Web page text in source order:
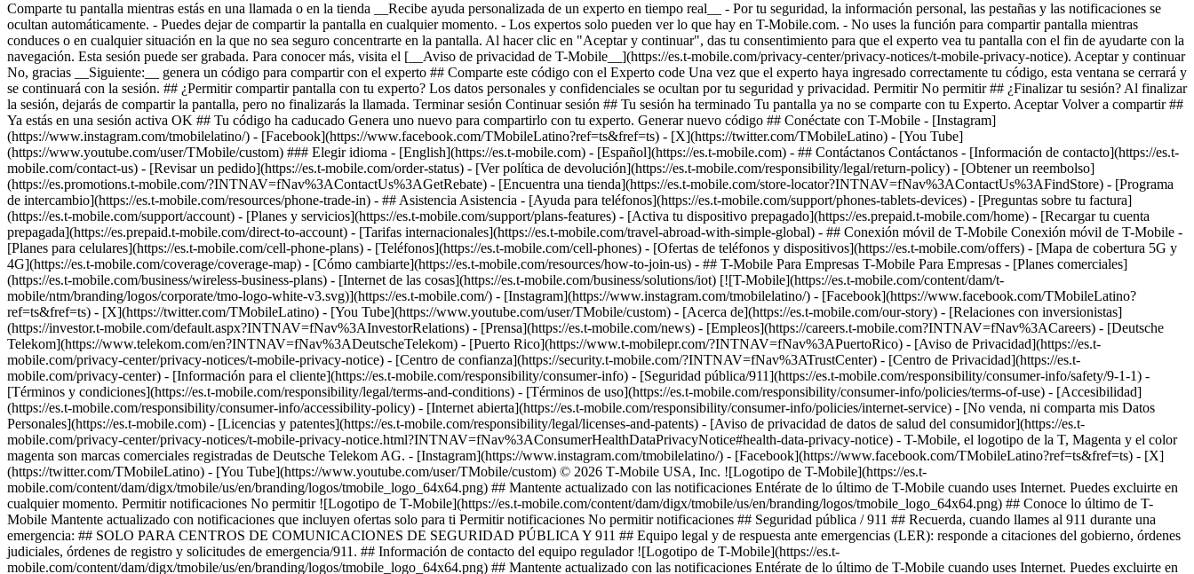
Comparte tu pantalla mientras estás en una llamada o en la tienda __Recibe ayuda personalizada de un experto en tiempo real__ - Por tu seguridad, la información personal, las pestañas y las notificaciones se
ocultan automáticamente. - Puedes dejar de compartir la pantalla en cualquier momento. - Los expertos solo pueden ver lo que hay en T-Mobile.com. - No uses la función para compartir pantalla mientras
conduces o en cualquier situación en la que no sea seguro concentrarte en la pantalla. Al hacer clic en "Aceptar y continuar", das tu consentimiento para que el experto vea tu pantalla con el fin de ayudarte con la
navegación. Esta sesión puede ser grabada. Para conocer más, visita el [__Aviso de privacidad de T-Mobile__](https://es.t-mobile.com/privacy-center/privacy-notices/t-mobile-privacy-notice). Aceptar y continuar
No, gracias __Siguiente:__ genera un código para compartir con el experto ## Comparte este código con el Experto code Una vez que el experto haya ingresado correctamente tu código, esta ventana se cerrará y
se continuará con la sesión. ## ¿Permitir compartir pantalla con tu experto? Los datos personales y confidenciales se ocultan por tu seguridad y privacidad. Permitir No permitir ## ¿Finalizar tu sesión? Al finalizar
la sesión, dejarás de compartir la pantalla, pero no finalizarás la llamada. Terminar sesión Continuar sesión ## Tu sesión ha terminado Tu pantalla ya no se comparte con tu Experto. Aceptar Volver a compartir ##
Ya estás en una sesión activa OK ## Tu código ha caducado Genera uno nuevo para compartirlo con tu experto. Generar nuevo código ## Conéctate con T-Mobile - [Instagram]
(https://www.instagram.com/tmobilelatino/) - [Facebook](https://www.facebook.com/TMobileLatino?ref=ts&fref=ts) - [X](https://twitter.com/TMobileLatino) - [You Tube]
(https://www.youtube.com/user/TMobile/custom) ### Elegir idioma - [English](https://es.t-mobile.com) - [Español](https://es.t-mobile.com) - ## Contáctanos Contáctanos - [Información de contacto](https://es.t-
mobile.com/contact-us) - [Revisar un pedido](https://es.t-mobile.com/order-status) - [Ver política de devolución](https://es.t-mobile.com/responsibility/legal/return-policy) - [Obtener un reembolso]
(https://es.promotions.t-mobile.com/?INTNAV=fNav%3AContactUs%3AGetRebate) - [Encuentra una tienda](https://es.t-mobile.com/store-locator?INTNAV=fNav%3AContactUs%3AFindStore) - [Programa
de intercambio](https://es.t-mobile.com/resources/phone-trade-in) - ## Asistencia Asistencia - [Ayuda para teléfonos](https://es.t-mobile.com/support/phones-tablets-devices) - [Preguntas sobre tu factura]
(https://es.t-mobile.com/support/account) - [Planes y servicios](https://es.t-mobile.com/support/plans-features) - [Activa tu dispositivo prepagado](https://es.prepaid.t-mobile.com/home) - [Recargar tu cuenta
prepagada](https://es.prepaid.t-mobile.com/direct-to-account) - [Tarifas internacionales](https://es.t-mobile.com/travel-abroad-with-simple-global) - ## Conexión móvil de T-Mobile Conexión móvil de T-Mobile -
[Planes para celulares](https://es.t-mobile.com/cell-phone-plans) - [Teléfonos](https://es.t-mobile.com/cell-phones) - [Ofertas de teléfonos y dispositivos](https://es.t-mobile.com/offers) - [Mapa de cobertura 5G y
4G](https://es.t-mobile.com/coverage/coverage-map) - [Cómo cambiarte](https://es.t-mobile.com/resources/how-to-join-us) - ## T-Mobile Para Empresas T-Mobile Para Empresas - [Planes comerciales]
(https://es.t-mobile.com/business/wireless-business-plans) - [Internet de las cosas](https://es.t-mobile.com/business/solutions/iot) [![T-Mobile](https://es.t-mobile.com/content/dam/t-
mobile/ntm/branding/logos/corporate/tmo-logo-white-v3.svg)](https://es.t-mobile.com/) - [Instagram](https://www.instagram.com/tmobilelatino/) - [Facebook](https://www.facebook.com/TMobileLatino?
ref=ts&fref=ts) - [X](https://twitter.com/TMobileLatino) - [You Tube](https://www.youtube.com/user/TMobile/custom) - [Acerca de](https://es.t-mobile.com/our-story) - [Relaciones con inversionistas]
(https://investor.t-mobile.com/default.aspx?INTNAV=fNav%3AInvestorRelations) - [Prensa](https://es.t-mobile.com/news) - [Empleos](https://careers.t-mobile.com?INTNAV=fNav%3ACareers) - [Deutsche
Telekom](https://www.telekom.com/en?INTNAV=fNav%3ADeutscheTelekom) - [Puerto Rico](https://www.t-mobilepr.com/?INTNAV=fNav%3APuertoRico) - [Aviso de Privacidad](https://es.t-
mobile.com/privacy-center/privacy-notices/t-mobile-privacy-notice) - [Centro de confianza](https://security.t-mobile.com/?INTNAV=fNav%3ATrustCenter) - [Centro de Privacidad](https://es.t-
mobile.com/privacy-center) - [Información para el cliente](https://es.t-mobile.com/responsibility/consumer-info) - [Seguridad pública/911](https://es.t-mobile.com/responsibility/consumer-info/safety/9-1-1) -
[Términos y condiciones](https://es.t-mobile.com/responsibility/legal/terms-and-conditions) - [Términos de uso](https://es.t-mobile.com/responsibility/consumer-info/policies/terms-of-use) - [Accesibilidad]
(https://es.t-mobile.com/responsibility/consumer-info/accessibility-policy) - [Internet abierta](https://es.t-mobile.com/responsibility/consumer-info/policies/internet-service) - [No venda, ni comparta mis Datos
Personales](https://es.t-mobile.com) - [Licencias y patentes](https://es.t-mobile.com/responsibility/legal/licenses-and-patents) - [Aviso de privacidad de datos de salud del consumidor](https://es.t-
mobile.com/privacy-center/privacy-notices/t-mobile-privacy-notice.html?INTNAV=fNav%3AConsumerHealthDataPrivacyNotice#health-data-privacy-notice) - T-Mobile, el logotipo de la T, Magenta y el color
magenta son marcas comerciales registradas de Deutsche Telekom AG. - [Instagram](https://www.instagram.com/tmobilelatino/) - [Facebook](https://www.facebook.com/TMobileLatino?ref=ts&fref=ts) - [X]
(https://twitter.com/TMobileLatino) - [You Tube](https://www.youtube.com/user/TMobile/custom) © 2026 T‑Mobile USA, Inc. ![Logotipo de T-Mobile](https://es.t-
mobile.com/content/dam/digx/tmobile/us/en/branding/logos/tmobile_logo_64x64.png) ## Mantente actualizado con las notificaciones Entérate de lo último de T-Mobile cuando uses Internet. Puedes excluirte en
cualquier momento. Permitir notificaciones No permitir ![Logotipo de T-Mobile](https://es.t-mobile.com/content/dam/digx/tmobile/us/en/branding/logos/tmobile_logo_64x64.png) ## Conoce lo último de T-
Mobile Mantente actualizado con notificaciones que incluyen ofertas solo para ti Permitir notificaciones No permitir notificaciones ## Seguridad pública / 911 ## Recuerda, cuando llames al 911 durante una
emergencia: ## SOLO PARA CENTROS DE COMUNICACIONES DE SEGURIDAD PÚBLICA Y 911 ## Equipo legal y de respuesta ante emergencias (LER): responde a citaciones del gobierno, órdenes
judiciales, órdenes de registro y solicitudes de emergencia/911. ## Información de contacto del equipo regulador ![Logotipo de T-Mobile](https://es.t-
mobile.com/content/dam/digx/tmobile/us/en/branding/logos/tmobile_logo_64x64.png) ## Mantente actualizado con las notificaciones Entérate de lo último de T-Mobile cuando uses Internet. Puedes excluirte en